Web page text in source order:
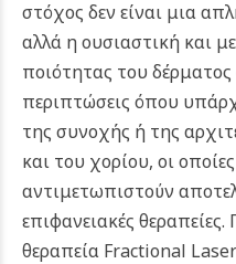
στόχος δεν είναι μια
αλλά η ουσιαστική και
ποιότητας του δέρματος
περιπτώσεις όπου
της συνοχής ή της
και του χορίου, οι
αντιμετωπιστούν
επιφανειακές
θεραπεία Fractional